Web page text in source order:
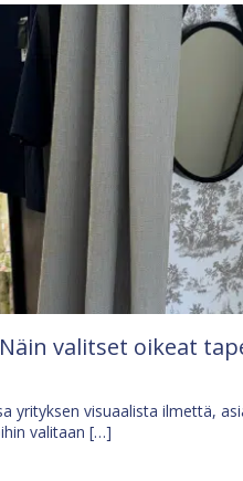
valitset oikeat
yrityksen visuaalista ilmettä,
valitaan […]